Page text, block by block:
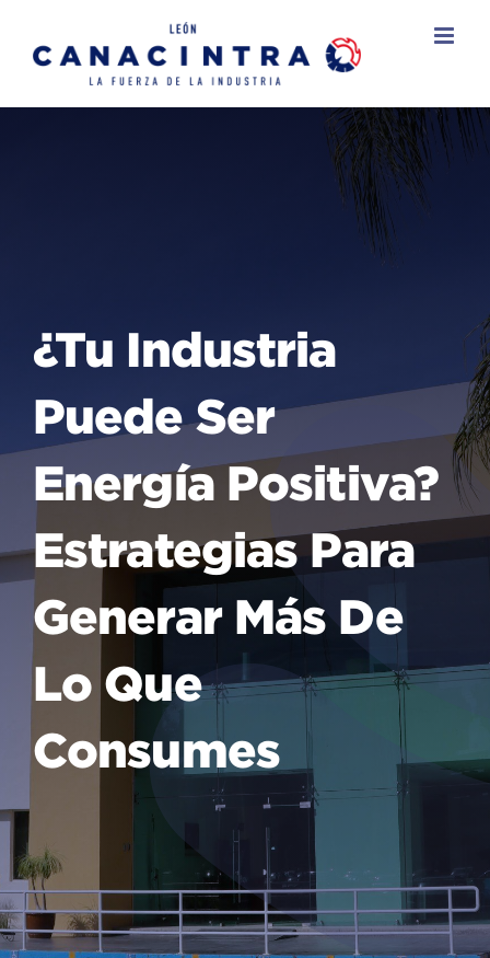
¿Tu Industria
Puede Ser
Energía Positiva?
Estrategias Para
Generar Más De
Lo Que
Consumes